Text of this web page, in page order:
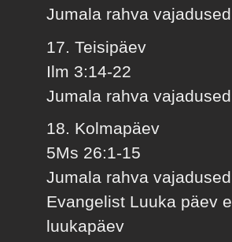
Jumala rahva vajadused
17. Teisipäev
Ilm 3:14-22
Jumala rahva vajadused
18. Kolmapäev
5Ms 26:1-15
Jumala rahva vajadused
Evangelist Luuka päev e
luukapäev